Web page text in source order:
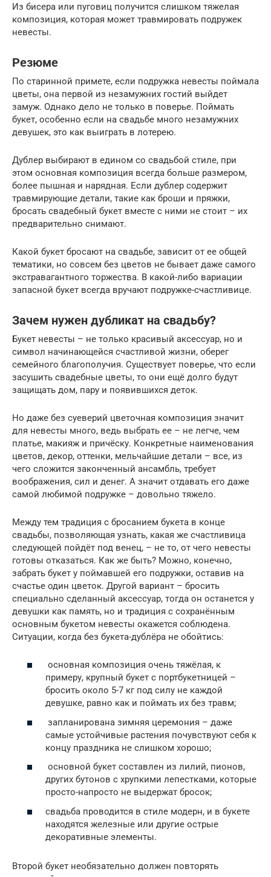
Из бисера или пуговиц получится слишком тяжелая
композиция, которая может травмировать подружек
невесты.
Резюме
По старинной примете, если подружка невесты поймала
цветы, она первой из незамужних гостий выйдет
замуж. Однако дело не только в поверье. Поймать
букет, особенно если на свадьбе много незамужних
девушек, это как выиграть в лотерею.
Дублер выбирают в едином со свадьбой стиле, при
этом основная композиция всегда больше размером,
более пышная и нарядная. Если дублер содержит
травмирующие детали, такие как броши и пряжки,
бросать свадебный букет вместе с ними не стоит – их
предварительно снимают.
Какой букет бросают на свадьбе, зависит от ее общей
тематики, но совсем без цветов не бывает даже самого
экстравагантного торжества. В какой-либо вариации
запасной букет всегда вручают подружке-счастливице.
Зачем нужен дубликат на свадьбу?
Букет невесты – не только красивый аксессуар, но и
символ начинающейся счастливой жизни, оберег
семейного благополучия. Существует поверье, что если
засушить свадебные цветы, то они ещё долго будут
защищать дом, пару и появившихся деток.
Но даже без суеверий цветочная композиция значит
для невесты много, ведь выбрать ее – не легче, чем
платье, макияж и причёску. Конкретные наименования
цветов, декор, оттенки, мельчайшие детали – все, из
чего сложится законченный ансамбль, требует
воображения, сил и денег. А значит отдавать его даже
самой любимой подружке – довольно тяжело.
Между тем традиция с бросанием букета в конце
свадьбы, позволяющая узнать, какая же счастливица
следующей пойдёт под венец, – не то, от чего невесты
готовы отказаться. Как же быть? Можно, конечно,
забрать букет у поймавшей его подружки, оставив на
счастье один цветок. Другой вариант – бросить
специально сделанный аксессуар, тогда он останется у
девушки как память, но и традиция с сохранённым
основным букетом невесты окажется соблюдена.
Ситуации, когда без букета-дублёра не обойтись:
основная композиция очень тяжёлая, к
примеру, крупный букет с портбукетницей –
бросить около 5-7 кг под силу не каждой
девушке, равно как и поймать их без травм;
запланирована зимняя церемония – даже
самые устойчивые растения почувствуют себя к
концу праздника не слишком хорошо;
основной букет составлен из лилий, пионов,
других бутонов с хрупкими лепестками, которые
просто-напросто не выдержат бросок;
свадьба проводится в стиле модерн, и в букете
находятся железные или другие острые
декоративные элементы.
Второй букет необязательно должен повторять